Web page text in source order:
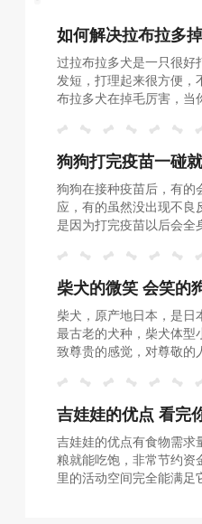
如何解决拉布拉多
多掉毛怎么办
过拉布拉多犬是一只很好
发短，打理起来很方便，
布拉多犬在掉毛厉害，当
布拉多犬之后，你就会换
狗狗打完疫苗一碰
有什么讲究
狗狗在接种疫苗后，有的
应，有的虽然没出现不良
是因为打完疫苗以后会全
柴犬的微笑 会笑的
柴犬，原产地日本，是日
最古老的犬种，柴犬体型
致尊贵的感觉，对尊敬的
吉娃娃的优点 看完
吉娃娃的优点有食物需求
粮就能吃饱，非常节约资
里的活动空间完全能满足